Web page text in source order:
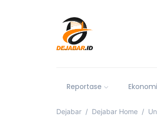
Reportase Ekonomi
Dejabar Dejabar Home